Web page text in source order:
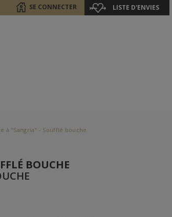
SE CONNECTER LISTE D'ENVIES
à "Sangria" - Soufflé bouche
BOUCHE